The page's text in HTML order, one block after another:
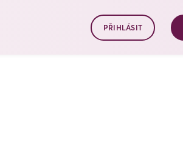
PŘIHLÁSIT